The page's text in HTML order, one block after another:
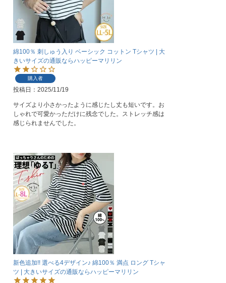
綿100％ 刺しゅう入り ベーシック コットン Tシャツ | 大
きいサイズの通販ならハッピーマリリン
購入者
投稿日 2025/11/19
サイズより小さかったように感じたし丈も短いです。お
しゃれで可愛かっただけに残念でした。ストレッチ感は
感じられませんでした。
新色追加!! 選べる4デザイン♪ 綿100％ 満点 ロング Tシャ
ツ | 大きいサイズの通販ならハッピーマリリン